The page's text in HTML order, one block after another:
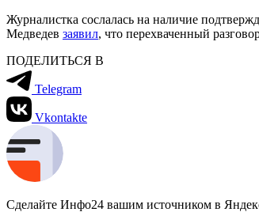
Журналистка сослалась на наличие
Медведев заявил, что перехваченный
ПОДЕЛИТЬСЯ В
Telegram
Vkontakte
Сделайте Инфо24 вашим источником в